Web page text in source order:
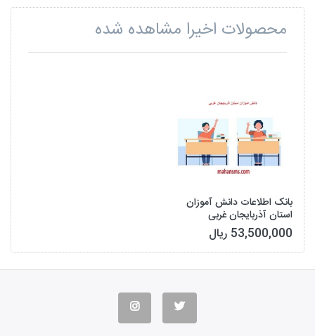
محصولات اخیرا مشاهده شده
بانک اطلاعات دانش آموزان
استان آذربایجان غربی
53,500,000 ریال